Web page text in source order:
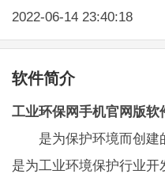
2022-06-14 23:40:18
软件简介
工业环保网手机官网版软
是为保护环境而创建
是为工业环境保护行业